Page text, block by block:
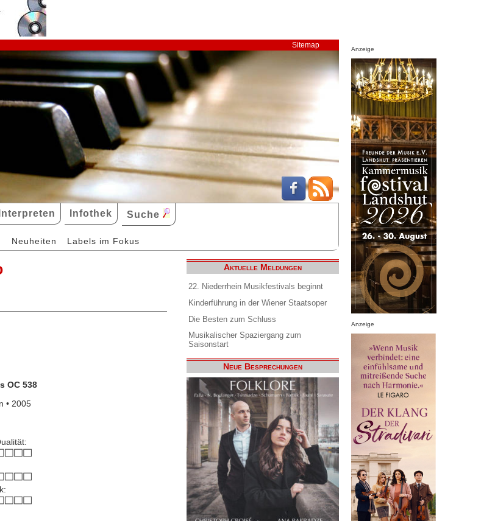
Sitemap
Interpreten Infothek Suche
Neuheiten Labels im Fokus
OC 538
• 2005
Aktuelle Meldungen
22. Niederrhein Musikfestivals beginnt
Kinderführung in der Wiener Staatsoper
Die Besten zum Schluss
Musikalischer Spaziergang zum
Saisonstart
Neue Besprechungen
Anzeige
Anzeige